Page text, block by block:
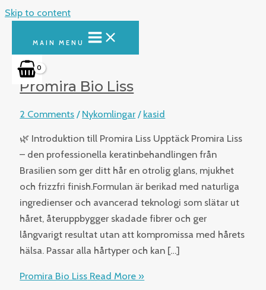
Skip to content
MAIN MENU
Promira Bio Liss
2 Comments / Nykomlingar / kasid
🌿 Introduktion till Promira Liss Upptäck Promira Liss
– den professionella keratinbehandlingen från
Brasilien som ger ditt hår en otrolig glans, mjukhet
och frizzfri finish.Formulan är berikad med naturliga
ingredienser och avancerad teknologi som slätar ut
håret, återuppbygger skadade fibrer och ger
långvarigt resultat utan att kompromissa med hårets
hälsa. Passar alla hårtyper och kan […]
Promira Bio Liss Read More »